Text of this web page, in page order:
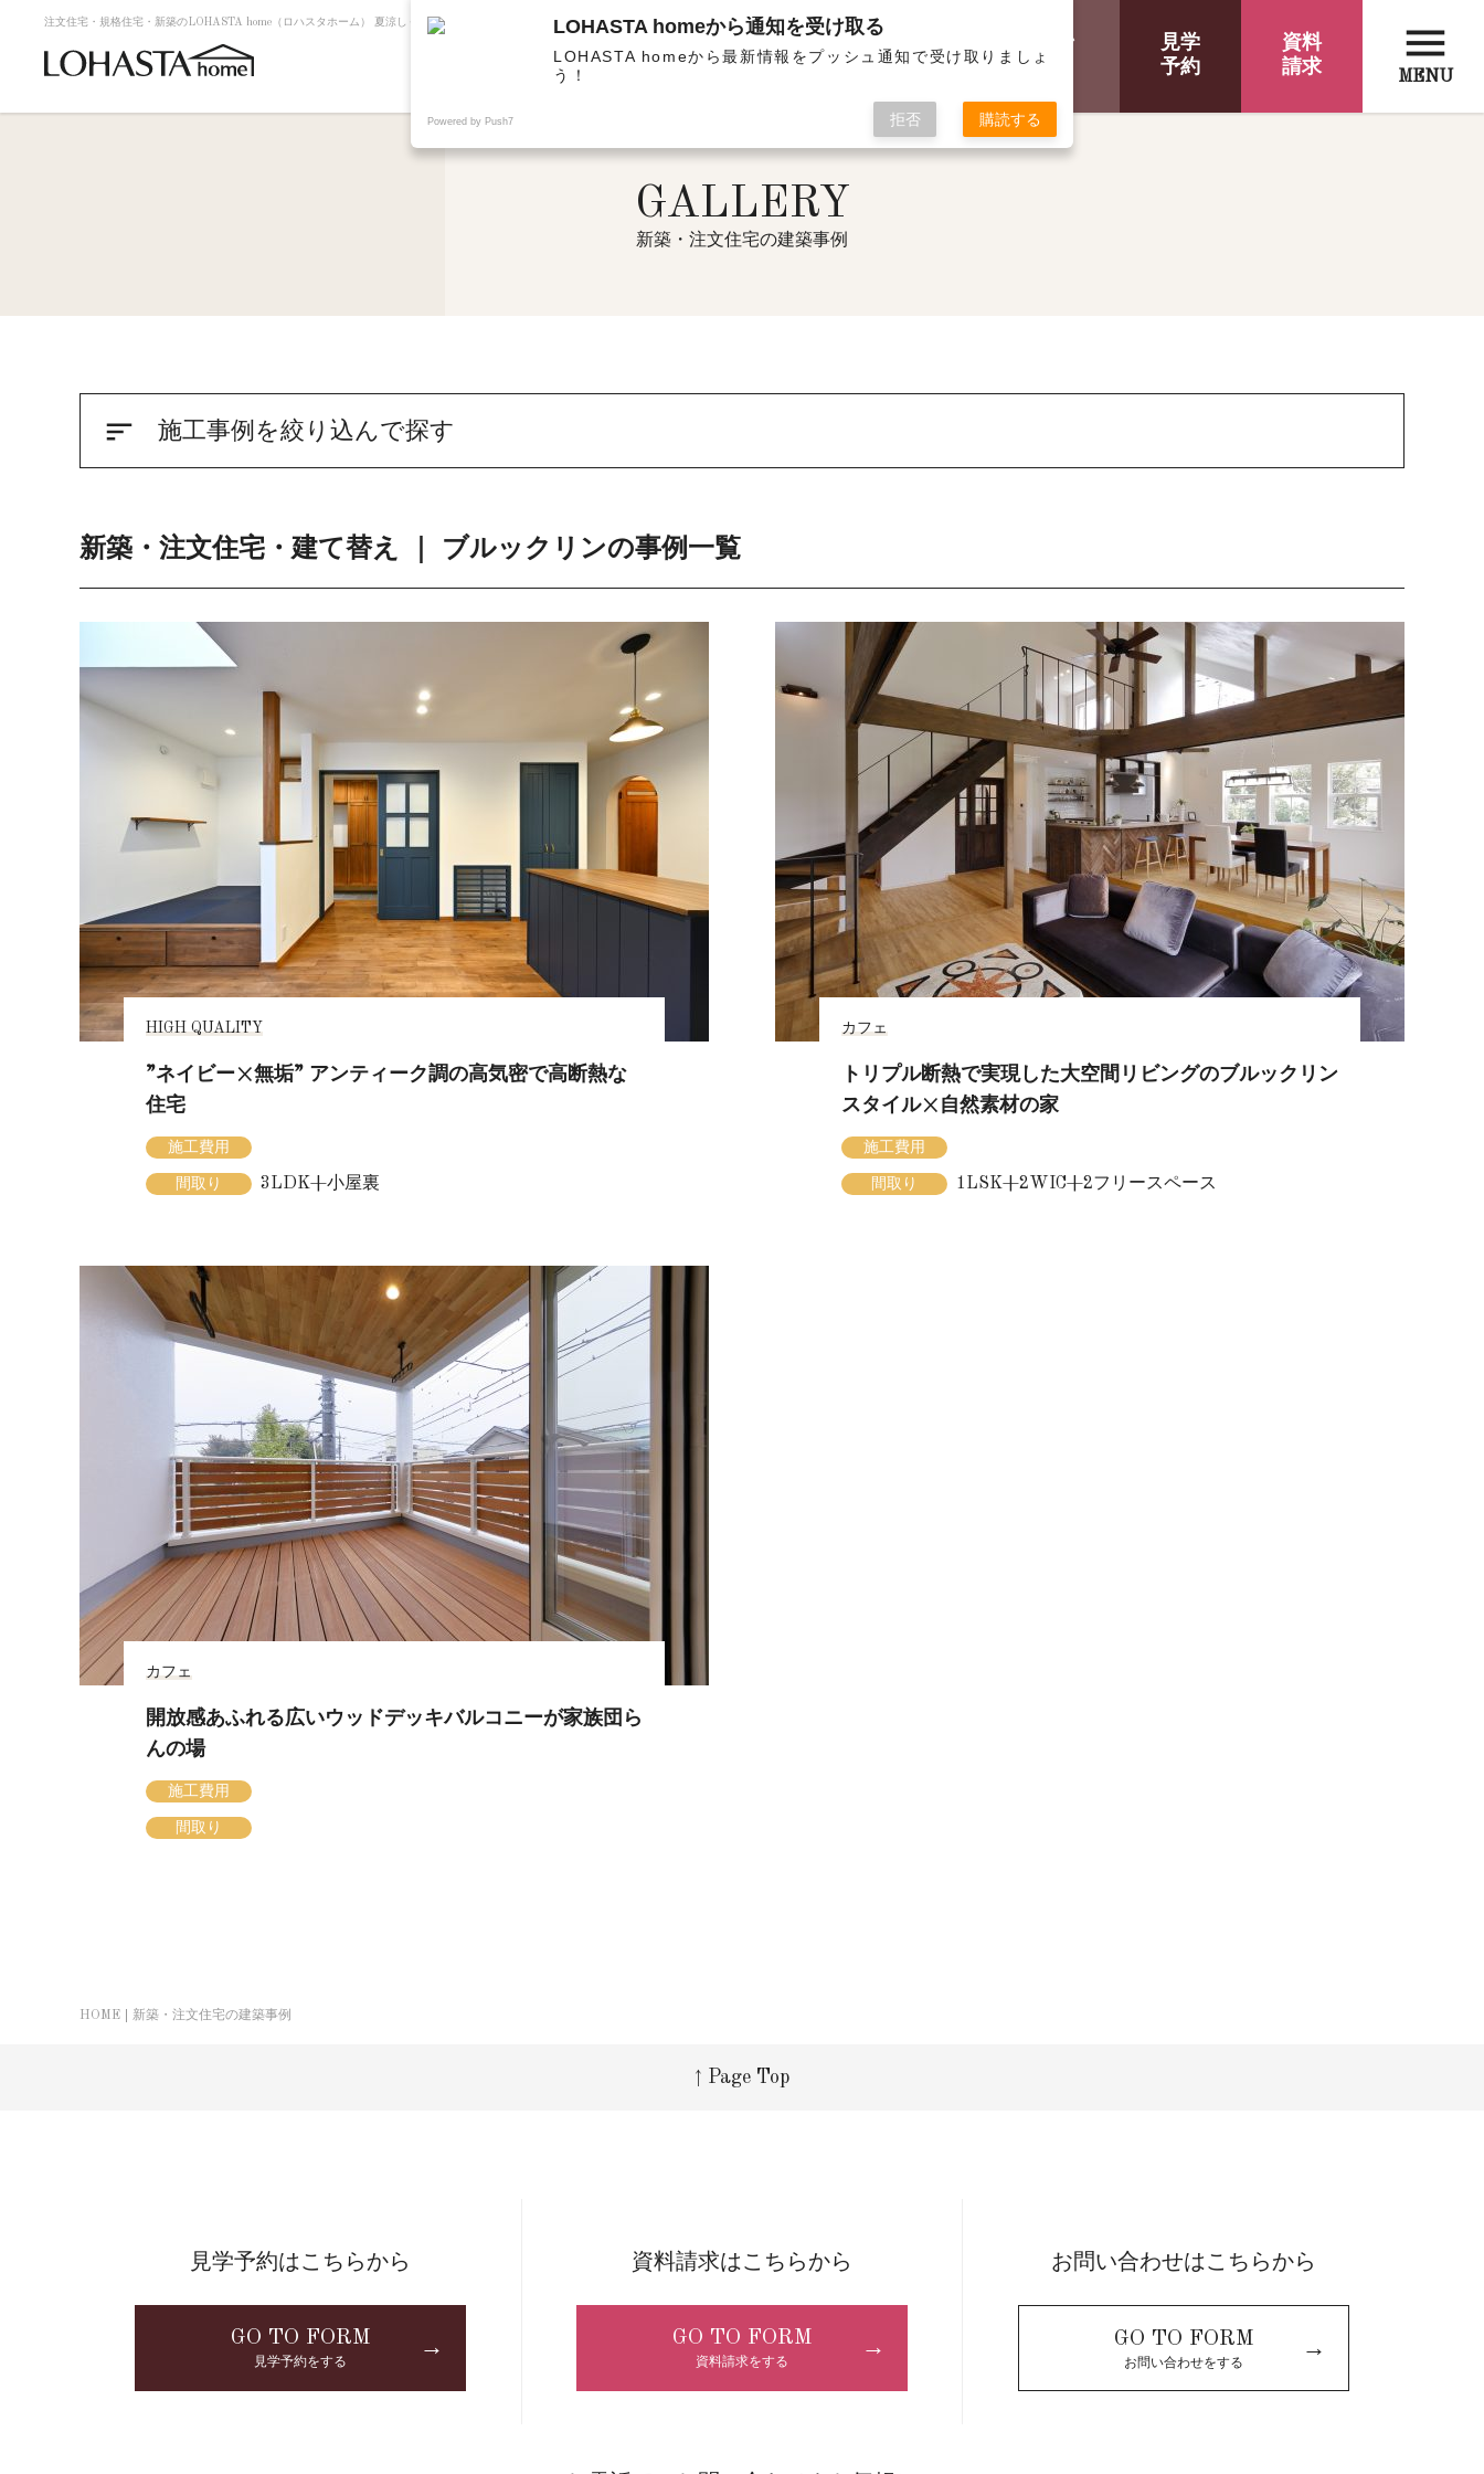
注文住宅・規格住宅・新築のLOHASTA home（ロハスタホーム） 夏涼しく冬暖かい高断熱・高気密の高性能住宅 | ギャラリーのタグ | ブルックリン
オンライン
相談
見学
予約
資料
請求
menu
MENU
GALLERY
新築・注文住宅の建築事例
sort 施工事例を絞り込んで探す
新築・注文住宅・建て替え ｜ ブルックリンの事例一覧
HIGH QUALITY
”ネイビー×無垢” アンティーク調の高気密で高断熱な
住宅
施工費用
間取り 3LDK+小屋裏
カフェ
トリプル断熱で実現した大空間リビングのブルックリン
スタイル×自然素材の家
施工費用
間取り 1LSK+2WIC+2フリースペース
カフェ
開放感あふれる広いウッドデッキバルコニーが家族団ら
んの場
施工費用
間取り
HOME 新築・注文住宅の建築事例
↑ Page Top
見学予約はこちらから
GO TO FORM
見学予約をする
→
資料請求はこちらから
GO TO FORM
資料請求をする
→
お問い合わせはこちらから
GO TO FORM
お問い合わせをする
→
LOHASTA homeから通知を受け取る
LOHASTA homeから最新情報をプッシュ通知で受け取りましょ
う！
Powered by Push7 拒否 購読する